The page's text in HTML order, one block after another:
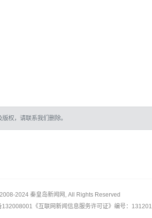
权，请联系我们删除。
2024 秦皇岛新闻网, All Rights Reserved
132008001《互联网新闻信息服务许可证》编号：